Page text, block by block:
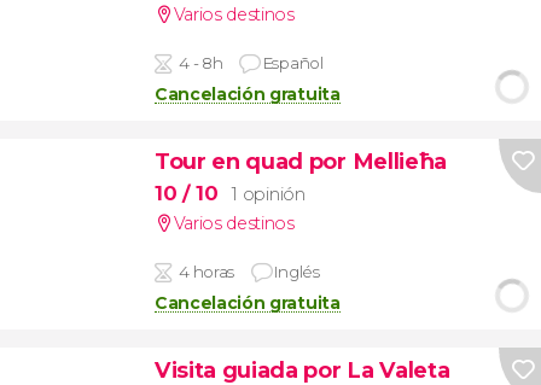
Varios destinos
4 - 8h Español
Cancelación gratuita
Tour en quad por Mellieħa
10 / 10
1 opinión
Varios destinos
4 horas Inglés
Cancelación gratuita
Visita guiada por La Valeta